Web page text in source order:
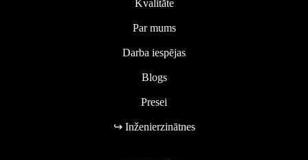
Kvalitāte
Par mums
Darba iespējas
Blogs
Presei
↪ Inženierzinātnes